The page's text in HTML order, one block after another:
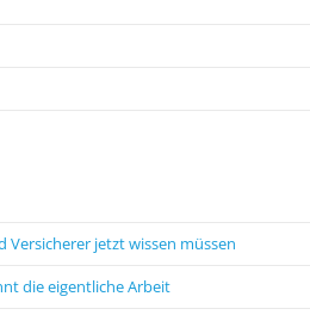
Versicherer jetzt wissen müssen
die eigentliche Arbeit